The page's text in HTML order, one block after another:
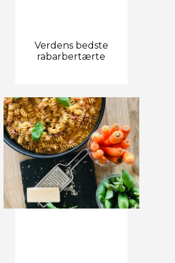
Verdens bedste
rabarbertærte